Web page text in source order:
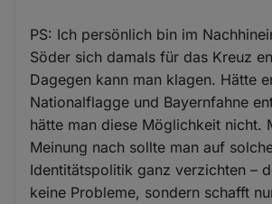
PS: Ich persönlich bin im
Söder sich damals für das Kreuz
Dagegen kann man klagen. Hätte
Nationalflagge und Bayernfahne
hätte man diese Möglichkeit nicht.
Meinung nach sollte man auf
Identitätspolitik ganz verzichten –
keine Probleme, sondern schafft